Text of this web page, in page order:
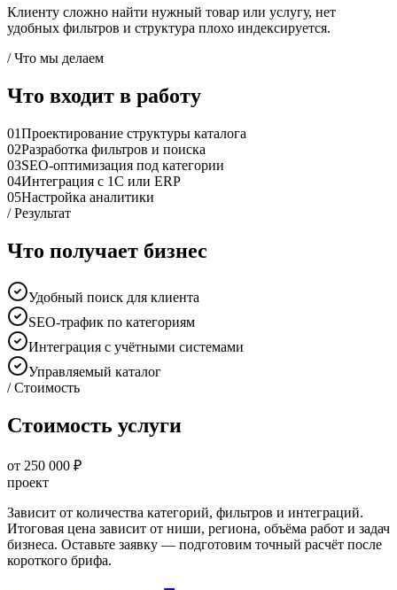
Клиенту сложно найти нужный товар или услугу, нет
удобных фильтров и структура плохо индексируется.
/ Что мы делаем
Что входит в работу
01Проектирование структуры каталога
02Разработка фильтров и поиска
03SEO-оптимизация под категории
04Интеграция с 1С или ERP
05Настройка аналитики
/ Результат
Что получает бизнес
Удобный поиск для клиента
SEO-трафик по категориям
Интеграция с учётными системами
Управляемый каталог
/ Стоимость
Стоимость услуги
от 250 000 ₽
проект
Зависит от количества категорий, фильтров и интеграций.
Итоговая цена зависит от ниши, региона, объёма работ и задач
бизнеса. Оставьте заявку — подготовим точный расчёт после
короткого брифа.